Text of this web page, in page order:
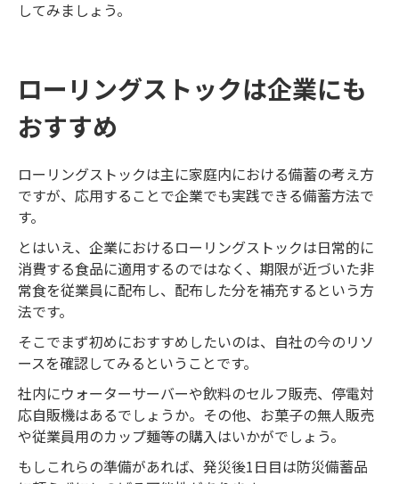
してみましょう。
ローリングストックは企業にも
おすすめ
ローリングストックは主に家庭内における備蓄の考え方
ですが、応用することで企業でも実践できる備蓄方法で
す。
とはいえ、企業におけるローリングストックは日常的に
消費する食品に適用するのではなく、期限が近づいた非
常食を従業員に配布し、配布した分を補充するという方
法です。
そこでまず初めにおすすめしたいのは、自社の今のリソ
ースを確認してみるということです。
社内にウォーターサーバーや飲料のセルフ販売、停電対
応自販機はあるでしょうか。その他、お菓子の無人販売
や従業員用のカップ麺等の購入はいかがでしょう。
もしこれらの準備があれば、発災後1日目は防災備蓄品